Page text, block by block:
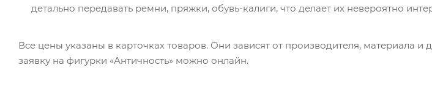
детально передавать ремни, пряжки, обувь-калиги, что делает их невероятно
Все цены указаны в карточках товаров. Они зависят от производителя, материала
заявку на фигурки «Античность» можно онлайн.